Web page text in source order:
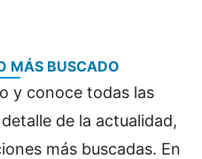
MÁS BUSCADO
y conoce todas las
de la actualidad,
más buscadas. En